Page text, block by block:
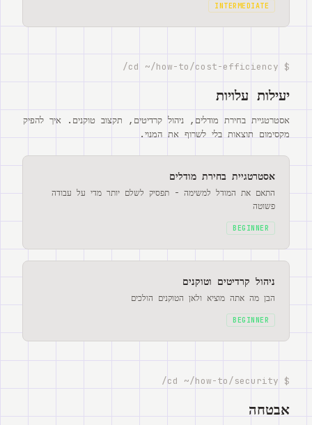
INTERMEDIATE
$ cd ~/how-to/cost-efficiency/
יעילות עלויות
אסטרטגיית בחירת מודלים, ניהול קרדיטים, תקצוב טוקנים. איך להפיק
מקסימום תוצאות בלי לשרוף את המנוי.
אסטרטגיית בחירת מודלים
התאם את המודל למשימה - תפסיק לשלם יותר מדי על עבודה
פשוטה
BEGINNER
ניהול קרדיטים וטוקנים
הבן מה אתה מוציא ולאן הטוקנים הולכים
BEGINNER
$ cd ~/how-to/security/
אבטחה